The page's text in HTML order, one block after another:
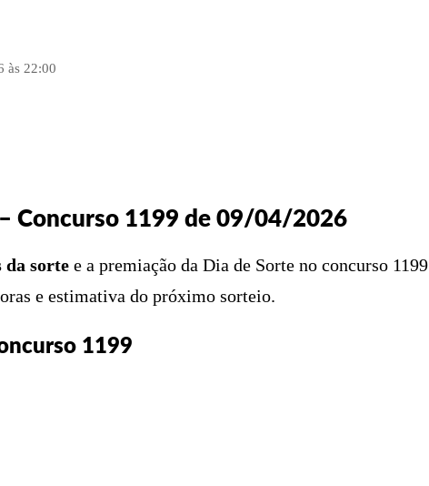
às 22:00
Concurso 1199 de 09/04/2026
da sorte e a premiação da Dia de Sorte no concurso 1199
e estimativa do próximo sorteio.
1199